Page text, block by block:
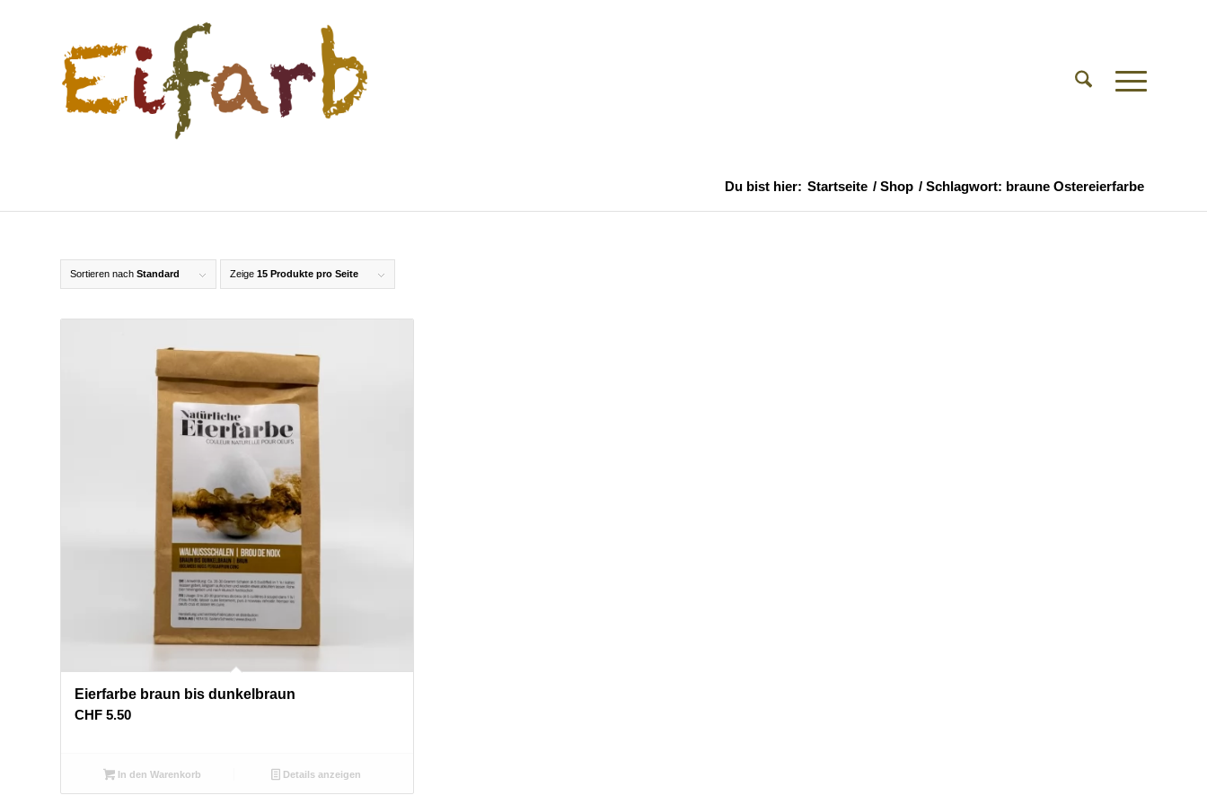
Du bist hier: Startseite / Shop / Schlagwort: braune Ostereierfarbe
Sortieren nach Standard Zeige 15 Produkte pro Seite
Eierfarbe braun bis dunkelbraun
CHF 5.50
In den Warenkorb Details anzeigen